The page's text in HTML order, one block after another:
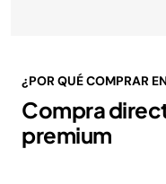
¿POR QUÉ COMPRAR
Compra
premium